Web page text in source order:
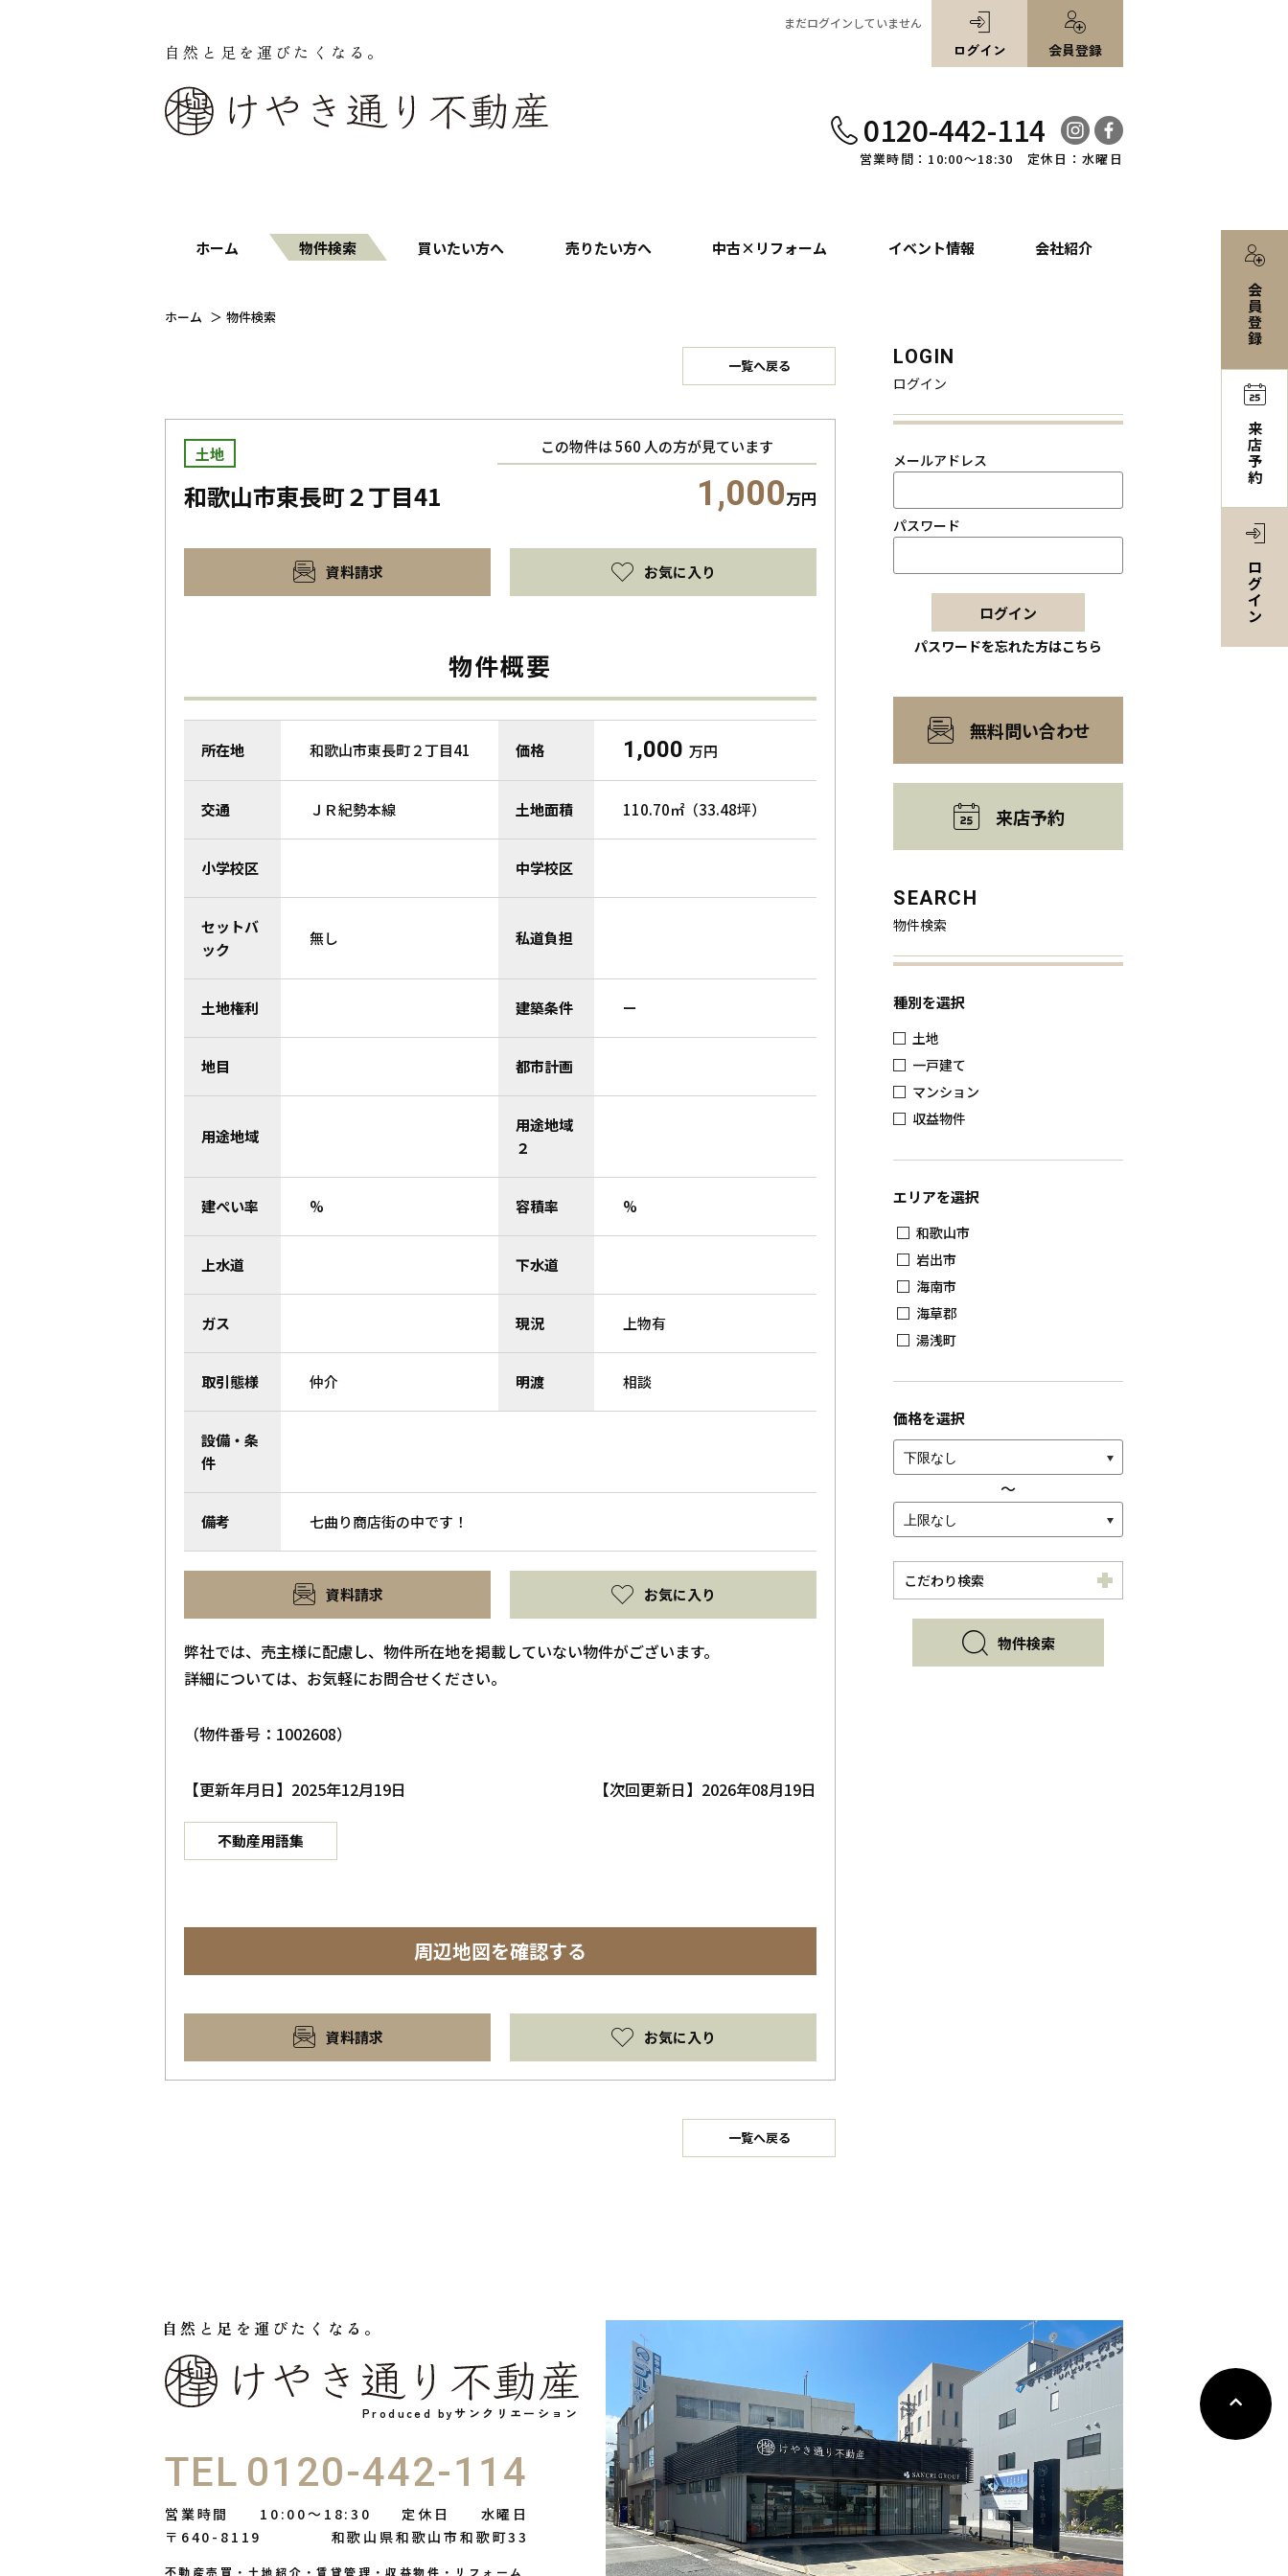
自然と足を運びたくなる。
まだログインしていません
ログイン 会員登録
0120-442-114
営業時間：10:00～18:30 定休日：水曜日
ホーム 物件検索 買いたい方へ 売りたい方へ 中古×リフォーム イベント情報 会社紹介
会
員
登
録
来
店
予
約
ロ
グ
イ
ン
ホーム 物件検索
一覧へ戻る
土地
和歌山市東長町２丁目41
この物件は560 人の方が見ています
1,000万円
資料請求 お気に入り
物件概要
所在地 和歌山市東長町２丁目41 価格 1,000 万円
交通 ＪＲ紀勢本線 土地面積 110.70㎡（33.48坪）
小学校区 中学校区
セットバ
ック
無し 私道負担
土地権利 建築条件 ー
地目 都市計画
用途地域
用途地域
２
建ぺい率 % 容積率 %
上水道 下水道
ガス 現況 上物有
取引態様 仲介 明渡 相談
設備・条
件
備考 七曲り商店街の中です！
資料請求 お気に入り
弊社では、売主様に配慮し、物件所在地を掲載していない物件がございます。
詳細については、お気軽にお問合せください。
（物件番号：1002608）
【更新年月日】2025年12月19日 【次回更新日】2026年08月19日
不動産用語集
周辺地図を確認する
資料請求 お気に入り
一覧へ戻る
LOGIN
ログイン
メールアドレス
パスワード
ログイン
パスワードを忘れた方はこちら
無料問い合わせ
来店予約
SEARCH
物件検索
種別を選択
土地
一戸建て
マンション
収益物件
エリアを選択
和歌山市
岩出市
海南市
海草郡
湯浅町
価格を選択
〜
こだわり検索
物件検索
自然と足を運びたくなる。
Produced byサンクリエーション
TEL 0120-442-114
営業時間 10:00〜18:30 定休日
水曜日
〒640-8119
和歌山県和歌山市和歌町33
不動産売買・土地紹介・賃貸管理・収益物件・リフォーム